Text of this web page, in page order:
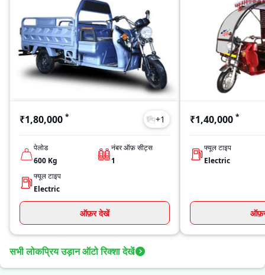
₹1,80,000 * +1
पेलोड
600 Kg
नंबर ऑफ़ सीट्स
1
फ्यूल टाइप
Electric
ऑफ़र देखें
₹1,40,000 *
फ्यूल टाइप
Electric
सभी लोकप्रिय उड़ान ऑटो रिक्शा देखें